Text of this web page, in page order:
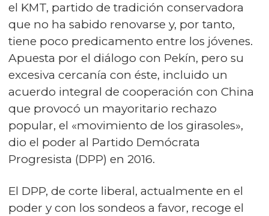
el KMT, partido de tradición conservadora
que no ha sabido renovarse y, por tanto,
tiene poco predicamento entre los jóvenes.
Apuesta por el diálogo con Pekín, pero su
excesiva cercanía con éste, incluido un
acuerdo integral de cooperación con China
que provocó un mayoritario rechazo
popular, el «movimiento de los girasoles»,
dio el poder al Partido Demócrata
Progresista (DPP) en 2016.
El DPP, de corte liberal, actualmente en el
poder y con los sondeos a favor, recoge el